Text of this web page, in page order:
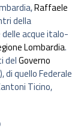
Raffaele
della
acque italo-
Lombardia.
delGoverno
di quello Federale
Ticino,